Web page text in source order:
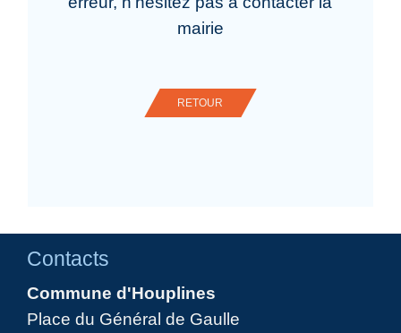
mairie
RETOUR
Contacts
Commune d'Houplines
Place du Général de Gaulle